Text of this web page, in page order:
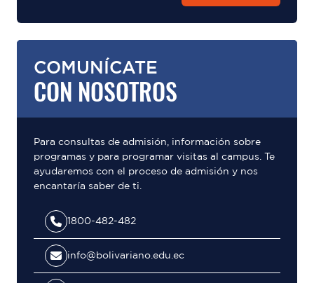
COMUNÍCATE
CON NOSOTROS
Para consultas de admisión, información sobre
programas y para programar visitas al campus. Te
ayudaremos con el proceso de admisión y nos
encantaría saber de ti.
1800-482-482
info@bolivariano.edu.ec